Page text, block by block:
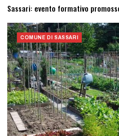
Sassari: evento formativo
COMUNE DI SASSARI